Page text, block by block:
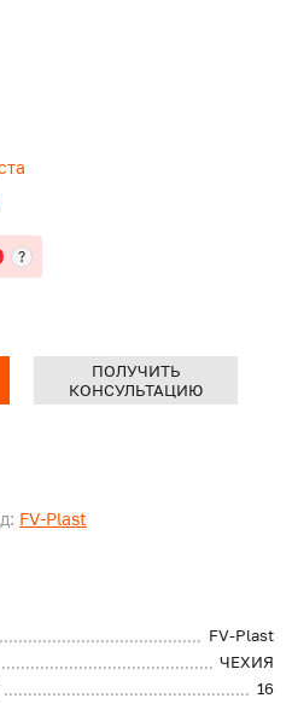
FV-Plast
FV-Plast
ЧЕХИЯ
16
?
ПОЛУЧИТЬ
КОНСУЛЬТАЦИЮ